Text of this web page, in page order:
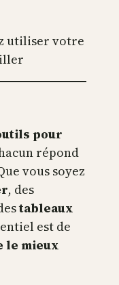
utiliser votre
pour
répond
vous soyez
, des
tableaux
est de
le mieux